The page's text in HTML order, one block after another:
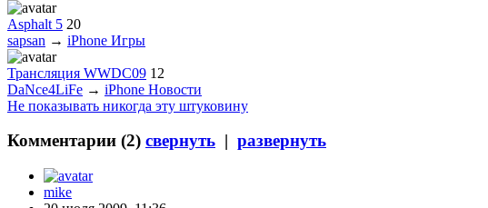
Asphalt 5 20
sapsan → iPhone Игры
Трансляция WWDC09 12
DaNce4LiFe → iPhone Новости
Не показывать никогда эту штуковину
Комментарии (2) свернуть | развернуть
mike